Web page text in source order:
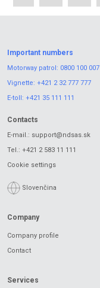
Important numbers
Motorway patrol: 0800 100 007
Vignette: +421 2 32 777 777
E-toll: +421 35 111 111
Contacts
E-mail.: support@ndsas.sk
Tel.: +421 2 583 11 111
Cookie settings
Slovenčina
Company
Company profile
Contact
Services